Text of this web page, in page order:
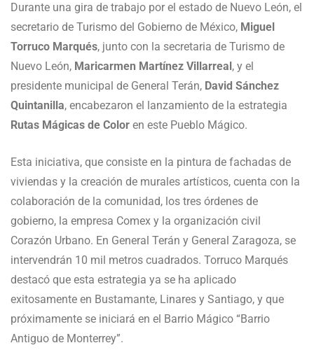
Durante una gira de trabajo por el estado de Nuevo León, el
secretario de Turismo del Gobierno de México, Miguel
Torruco Marqués, junto con la secretaria de Turismo de
Nuevo León, Maricarmen Martínez Villarreal , y el
presidente municipal de General Terán, David Sánchez
Quintanilla, encabezaron el lanzamiento de la estrategia
Rutas Mágicas de Color en este Pueblo Mágico.
Esta iniciativa, que consiste en la pintura de fachadas de
viviendas y la creación de murales artísticos, cuenta con la
colaboración de la comunidad, los tres órdenes de
gobierno, la empresa Comex y la organización civil
Corazón Urbano. En General Terán y General Zaragoza, se
intervendrán 10 mil metros cuadrados. Torruco Marqués
destacó que esta estrategia ya se ha aplicado
exitosamente en Bustamante, Linares y Santiago, y que
próximamente se iniciará en el Barrio Mágico “Barrio
Antiguo de Monterrey”.